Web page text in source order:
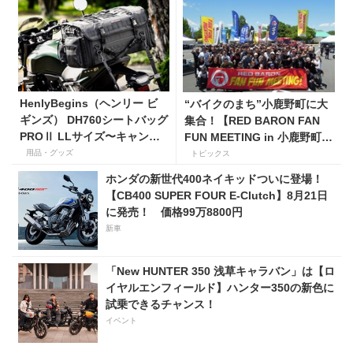
HenlyBegins（ヘンリー ビ
ギンズ） DH760シートバッグ
PROⅡ LLサイズ〜キャンプ
ツーリングにも安心の大容量
ツアーバッグ〜
用品・グッズ
“バイクのまち”小鹿野町に大
集合！【RED BARON FAN
FUN MEETING in 小鹿野町
秩父ミューズパーク】
トピックス
ホンダの新世代400ネイキッドついに登場！
【CB400 SUPER FOUR E-Clutch】8月21日
に発売！ 価格99万8800円
新車
「New HUNTER 350 浅草キャラバン」は【ロ
イヤルエンフィールド】ハンター350の新色に
試乗できるチャンス！
イベント